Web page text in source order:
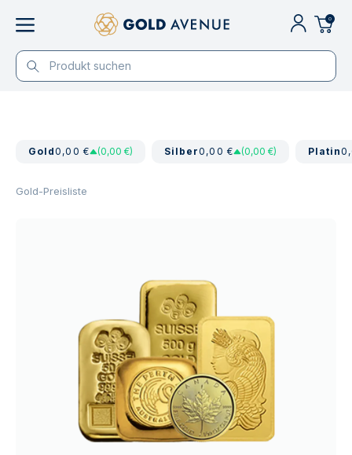
0
Gold0,00 € (0,00 €) Silber0,00 € (0,00 €) Platin
Gold-Preisliste